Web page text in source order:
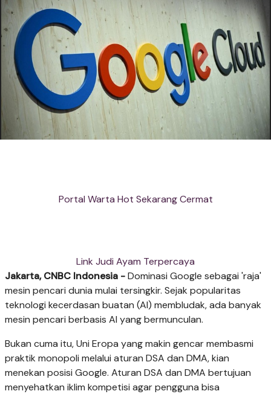
Portal Warta Hot Sekarang Cermat
Link Judi Ayam Terpercaya
Jakarta, CNBC Indonesia -Dominasi Google sebagai 'raja'
mesin pencari dunia mulai tersingkir. Sejak popularitas
teknologi kecerdasan buatan (AI) membludak, ada banyak
mesin pencari berbasis AI yang bermunculan.
Bukan cuma itu, Uni Eropa yang makin gencar membasmi
praktik monopoli melalui aturan DSA dan DMA, kian
menekan posisi Google. Aturan DSA dan DMA bertujuan
menyehatkan iklim kompetisi agar pengguna bisa